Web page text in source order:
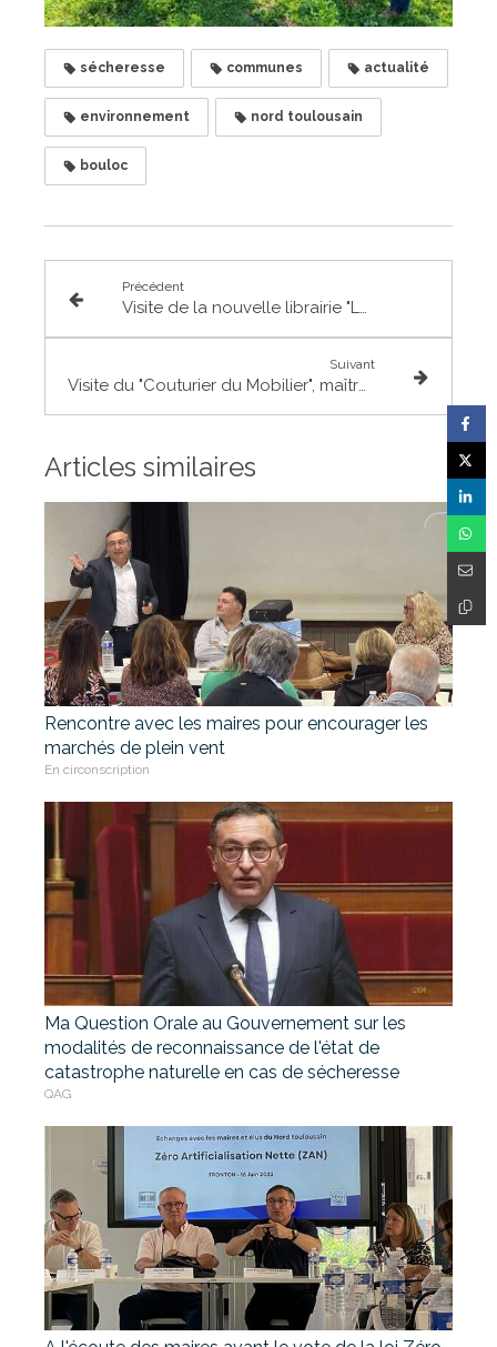
sécheresse communes actualité
environnement nord toulousain
bouloc
Précédent
Visite de la nouvelle librairie "La voie des mots" à Fronton
Suivant
Visite du "Couturier du Mobilier", maître-artisan à Gagnac
Articles similaires
Rencontre avec les maires pour encourager les
marchés de plein vent
En circonscription
Ma Question Orale au Gouvernement sur les
modalités de reconnaissance de l'état de
catastrophe naturelle en cas de sécheresse
QAG